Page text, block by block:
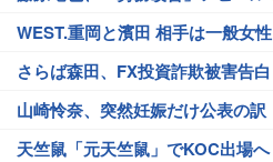
WEST.重岡と濱田 相手は一般女性
さらば森田、FX投資詐欺被害告白
山崎怜奈、突然妊娠だけ公表の訳
天竺鼠「元天竺鼠」でKOC出場へ